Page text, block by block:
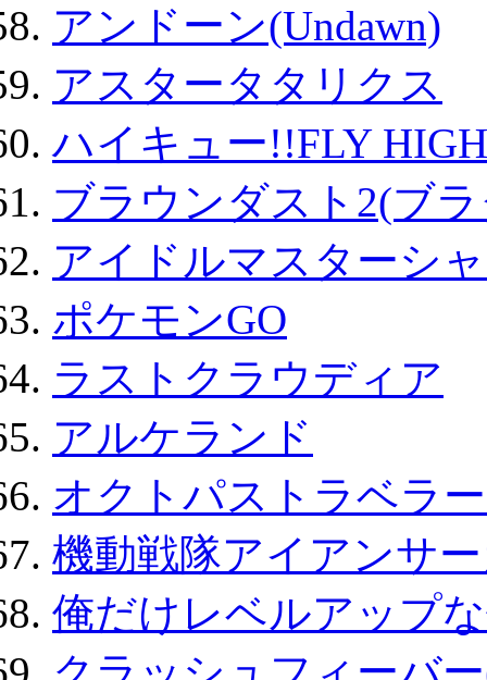
アンドーン(Undawn)
アスタータタリクス
ハイキュー!!FLY HIGH
ブラウンダスト2(ブ
アイドルマスターシ
ポケモンGO
ラストクラウディア
アルケランド
オクトパストラベラ
機動戦隊アイアンサ
俺だけレベルアップ